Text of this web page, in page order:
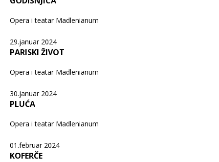
Opera i teatar Madlenianum
29.januar 2024
PARISKI ŽIVOT
Opera i teatar Madlenianum
30.januar 2024
PLUĆA
Opera i teatar Madlenianum
01.februar 2024
KOFERČE